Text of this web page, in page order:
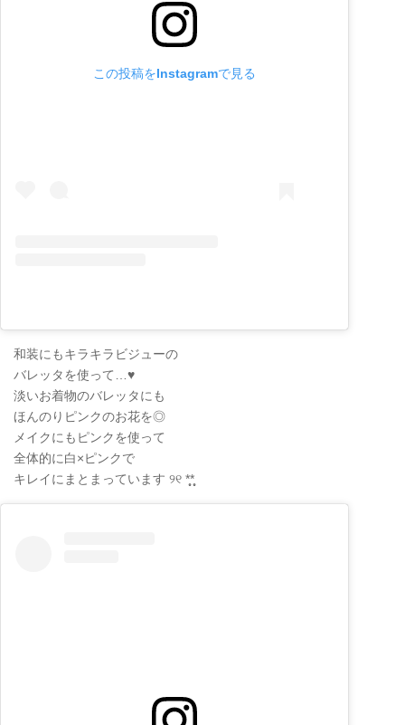
この投稿をInstagramで見る
和装にもキラキラビジューの
バレッタを使って…♥
淡いお着物のバレッタにも
ほんのりピンクのお花を◎
メイクにもピンクを使って
全体的に白×ピンクで
キレイにまとまっています ୨୧ *̩̩̥*̩̩̥